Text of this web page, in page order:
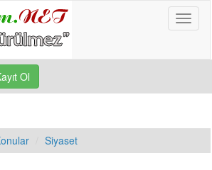
Ol
Siyaset